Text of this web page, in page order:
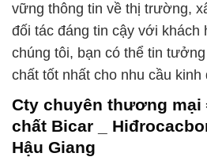
vững thông tin về thị trường,
đối tác đáng tin cậy với khách
chúng tôi, bạn có thể tin
chất tốt nhất cho nhu cầu kinh
Cty chuyên thương mại
chất Bicar _
Hậu Giang